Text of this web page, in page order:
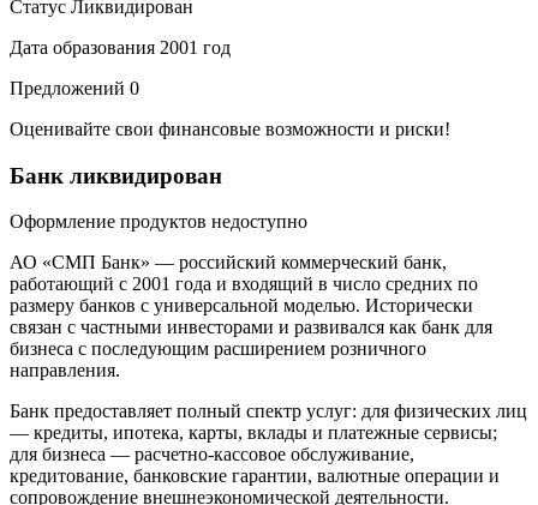
Статус Ликвидирован
Дата образования 2001 год
Предложений 0
Оценивайте свои финансовые возможности и риски!
Банк ликвидирован
Оформление продуктов недоступно
АО «СМП Банк» — российский коммерческий банк,
работающий с 2001 года и входящий в число средних по
размеру банков с универсальной моделью. Исторически
связан с частными инвесторами и развивался как банк для
бизнеса с последующим расширением розничного
направления.
Банк предоставляет полный спектр услуг: для физических лиц
— кредиты, ипотека, карты, вклады и платежные сервисы;
для бизнеса — расчетно-кассовое обслуживание,
кредитование, банковские гарантии, валютные операции и
сопровождение внешнеэкономической деятельности.